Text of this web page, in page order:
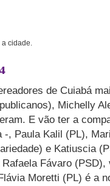
cidade.
de Cuiabá
Michelly
E vão ter a
, Paula Kalil (PL),
e Katiuscia
Fávaro
Moretti (PL) é a